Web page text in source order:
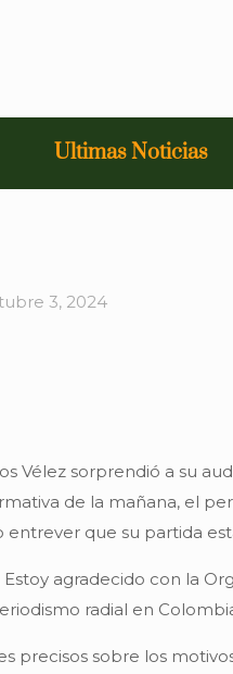
Ultimas Noticias
3, 2024
Vélez sorprendió a su
de la mañana, el
que su partida
agradecido con la
radial en
precisos sobre los